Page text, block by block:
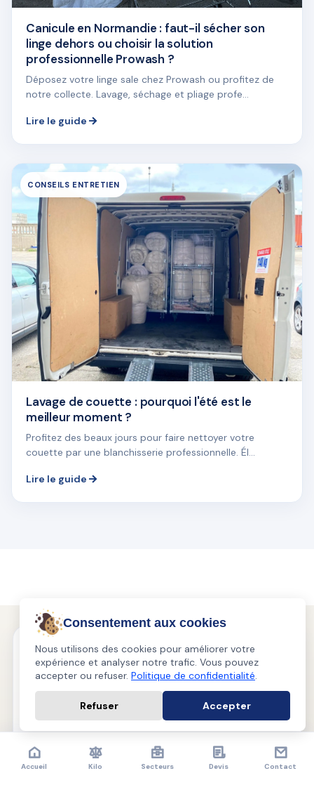
Canicule en Normandie : faut-il sécher son
linge dehors ou choisir la solution
professionnelle Prowash ?
Déposez votre linge sale chez Prowash ou profitez de
notre collecte. Lavage, séchage et pliage profe...
Lire le guide
CONSEILS ENTRETIEN
Lavage de couette : pourquoi l'été est le
meilleur moment ?
Profitez des beaux jours pour faire nettoyer votre
couette par une blanchisserie professionnelle. Él...
Lire le guide
Blanchisserie, Laverie & Pressing au Havre
Appeler Devis
Mentions légales Confidentialité
Accueil Kilo Secteurs Devis Contact
Consentement aux cookies
Nous utilisons des cookies pour améliorer votre
expérience et analyser notre trafic. Vous pouvez
accepter ou refuser. Politique de confidentialité.
Refuser Accepter